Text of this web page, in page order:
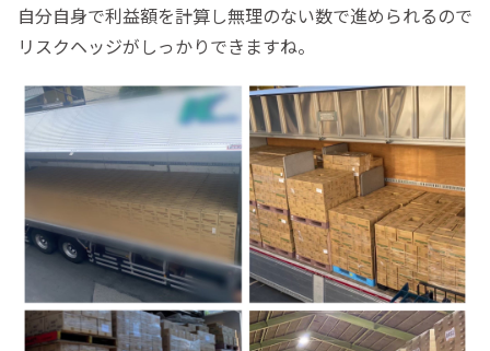
自分自身で利益額を計算し無理のない数で進められるので
リスクヘッジがしっかりできますね。